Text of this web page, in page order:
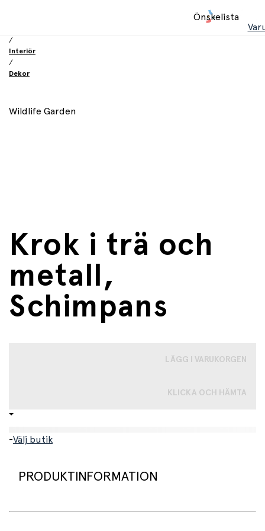
Önskelista
/
Interiör
/
Dekor
Wildlife Garden
Krok i trä och
metall,
Schimpans
LÄGG I VARUKORGEN
KLICKA OCH HÄMTA
-Välj butik
PRODUKTINFORMATION